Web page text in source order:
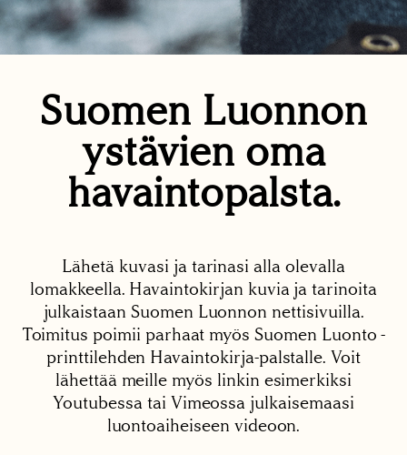
Suomen Luonnon
ystävien oma
havaintopalsta.
Lähetä kuvasi ja tarinasi alla olevalla
lomakkeella. Havaintokirjan kuvia ja tarinoita
julkaistaan Suomen Luonnon nettisivuilla.
Toimitus poimii parhaat myös Suomen Luonto -
printtilehden Havaintokirja-palstalle. Voit
lähettää meille myös linkin esimerkiksi
Youtubessa tai Vimeossa julkaisemaasi
luontoaiheiseen videoon.